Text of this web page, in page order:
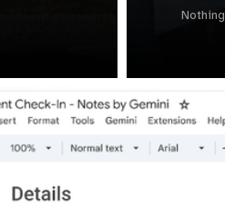
Nothing